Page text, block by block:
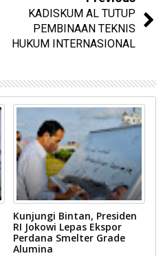
KADISKUM AL TUTUP
PEMBINAAN TEKNIS
HUKUM INTERNASIONAL
Kunjungi Bintan, Presiden
RI Jokowi Lepas Ekspor
Perdana Smelter Grade
Alumina